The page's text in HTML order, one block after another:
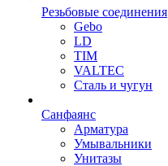
Резьбовые соединения
Gebo
LD
TIM
VALTEC
Сталь и чугун
Санфаянс
Арматура
Умывальники
Унитазы